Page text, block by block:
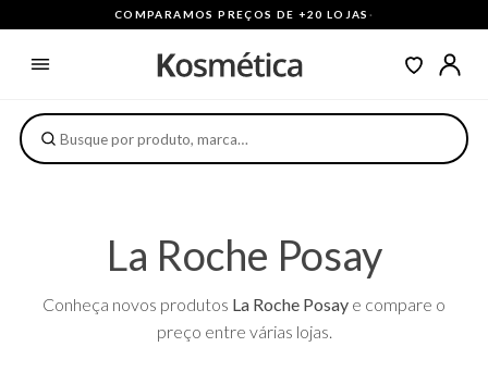
COMPARAMOS PREÇOS DE +20 LOJAS ·
La Roche Posay
Conheça novos produtos La Roche Posay e compare o
preço entre várias lojas.